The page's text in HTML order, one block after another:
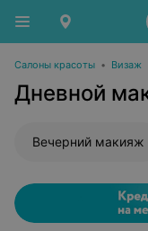
Салоны красоты • Визаж
Дневной
Вечерний макияж